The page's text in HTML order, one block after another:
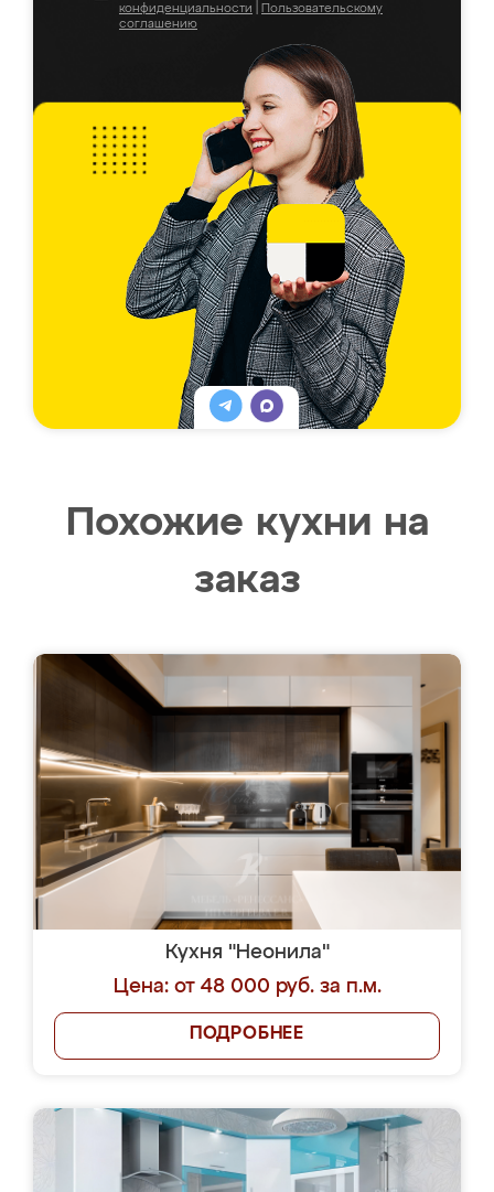
конфиденциальности
Пользовательскому
соглашению
Похожие кухни на
заказ
Кухня "Неонила"
Цена: от 48 000 руб. за п.м.
ПОДРОБНЕЕ